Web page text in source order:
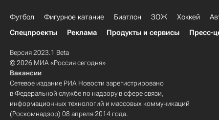
Футбол Фигурное катание Биатлон ЗОЖ Хоккей
Спецпроекты
Реклама Продукты и сервисы Пресс-
Версия 2023.1 Beta
© 2026 МИА «Россия сегодня»
Вакансии
Сетевое издание РИА Новости зарегистрировано
в Федеральной службе по надзору в сфере связи,
информационных технологий и массовых коммуникаций
(Роскомнадзор) 08 апреля 2014 года.